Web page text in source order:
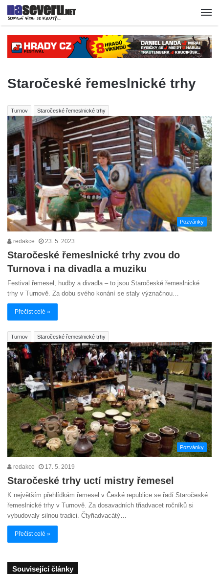
Staročeské řemeslnické trhy
Turnov Staročeské řemeslnické trhy
Pozvánky
redakce 23. 5. 2023
Staročeské řemeslnické trhy zvou do
Turnova i na divadla a muziku
Festival řemesel, hudby a divadla – to jsou Staročeské řemeslnické
trhy v Turnově. Za dobu svého konání se staly význačnou…
Přečíst celé »
Turnov Staročeské řemeslnické trhy
Pozvánky
redakce 17. 5. 2019
Staročeské trhy uctí mistry řemesel
K největším přehlídkám řemesel v České republice se řadí Staročeské
řemeslnické trhy v Turnově. Za dosavadních třiadvacet ročníků si
vybudovaly silnou tradici. Čtyřiadvacátý…
Přečíst celé »
Související články